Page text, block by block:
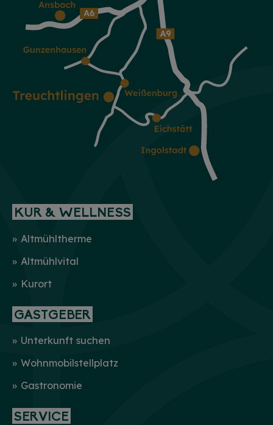
KUR & WELLNESS
Altmühltherme
Altmühlvital
Kurort
GASTGEBER
Unterkunft suchen
Wohnmobilstellplatz
Gastronomie
SERVICE